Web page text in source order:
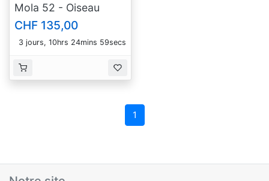
Mola 52 - Oiseau
CHF 135,00
3 jours, 10hrs 24mins 59secs
1